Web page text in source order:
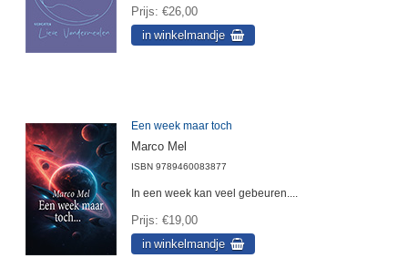
Prijs €26,00
Een week maar toch
Marco Mel
ISBN 9789460083877
In een week kan veel gebeuren....
Prijs €19,00